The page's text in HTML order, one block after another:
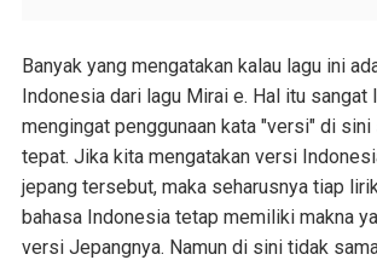
Banyak yang mengatakan kalau lagu ini
Indonesia dari lagu Mirai e. Hal itu sangat
mengingat penggunaan kata "versi" di
tepat. Jika kita mengatakan versi
jepang tersebut, maka seharusnya tiap
bahasa Indonesia tetap memiliki makna
versi Jepangnya. Namun di sini tidak